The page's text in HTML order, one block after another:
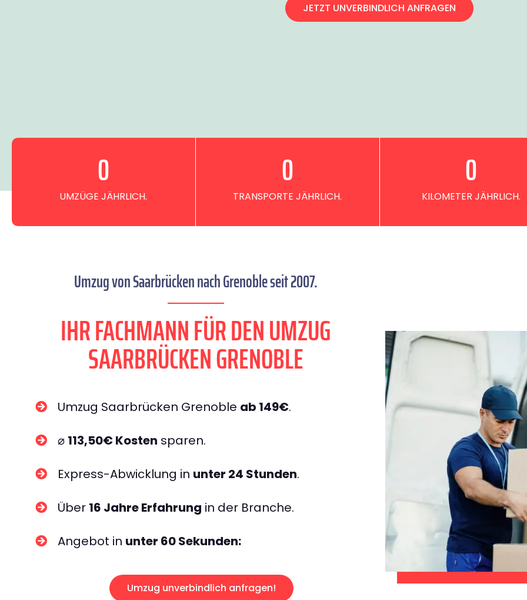
JETZT UNVERBINDLICH ANFRAGEN
UMZÜGE JÄHRLICH.
0
TRANSPORTE JÄHRLICH.
0
KILOMETER JÄHRLICH.
0
Umzug von Saarbrücken nach Grenoble seit 2007.
IHR FACHMANN FÜR DEN UMZUG
SAARBRÜCKEN GRENOBLE
Umzug Saarbrücken Grenoble ab 149€.
⌀ 113,50€ Kosten sparen.
Express-Abwicklung in unter 24 Stunden.
Über 16 Jahre Erfahrung in der Branche.
Angebot in unter 60 Sekunden:
Umzug unverbindlich anfragen!